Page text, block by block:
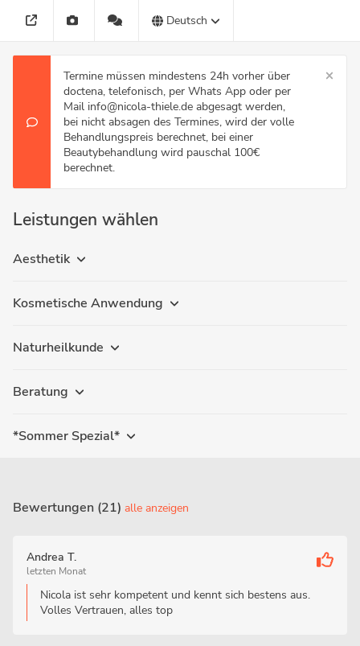
Deutsch
Termine müssen mindestens 24h vorher über
doctena, telefonisch, per Whats App oder per
Mail info@nicola-thiele.de abgesagt werden,
bei nicht absagen des Termines, wird der volle
Behandlungspreis berechnet, bei einer
Beautybehandlung wird pauschal 100€
berechnet.
Leistungen wählen
Aesthetik
Kosmetische Anwendung
Naturheilkunde
Beratung
*Sommer Spezial*
Bewertungen (21) alle anzeigen
Andrea T.
letzten Monat
Nicola ist sehr kompetent und kennt sich bestens aus.
Volles Vertrauen, alles top